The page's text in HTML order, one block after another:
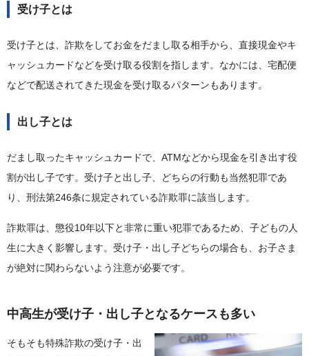
受け子とは
受け子とは、詐欺をしてお金をだまし取る相手から、直接現金やキ
ャッシュカードなどを受け取る役割を指します。なかには、宅配便
などで配送されてきた現金を受け取るパターンもあります。
出し子とは
だまし取ったキャッシュカードで、ATMなどから現金を引き出す役
割が出し子です。受け子と出し子、どちらの行動も当然犯罪であ
り、刑法第246条に規定されている詐欺罪に該当します。
詐欺罪は、懲役10年以下と非常に重い犯罪であるため、子どもの人
生に大きく影響します。受け子・出し子どちらの場合も、お子さま
が絶対に関わらないよう注意が必要です。
中高生が受け子・出し子となるケースも多い
そもそも特殊詐欺の受け子・出